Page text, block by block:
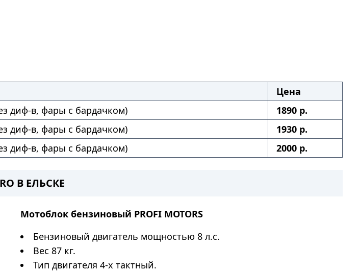
Цена
диф-в, фары с бардачком)
1890 р.
диф-в, фары с бардачком)
1930 р.
диф-в, фары с бардачком) 2000 р.
В ЕЛЬСКЕ
Мотоблок бензиновый PROFI MOTORS
Бензиновый двигатель мощностью 8 л.с.
Вес 87 кг.
Тип двигателя 4-х тактный.